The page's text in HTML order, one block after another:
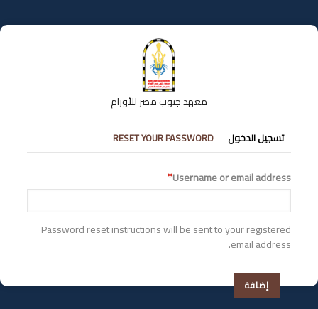
إلى
المحتوى
معهد جنوب مصر للأورام
التبويبات
الأساسية
تسجيل الدخول RESET YOUR PASSWORD
Username or email address
Password reset instructions will be sent to your registered
email address.